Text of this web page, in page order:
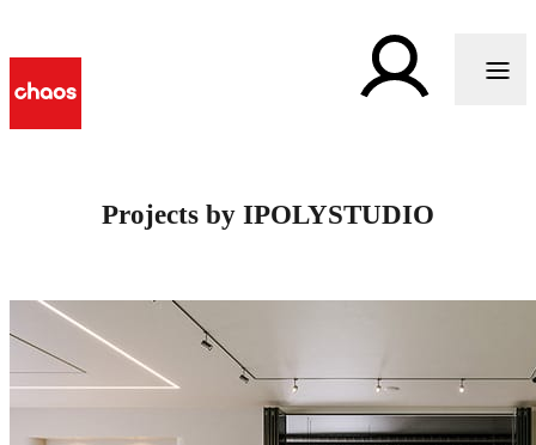
Projects by IPOLYSTUDIO